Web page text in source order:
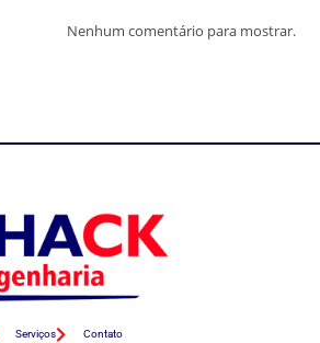
Nenhum comentário para mostrar.
Serviços Contato